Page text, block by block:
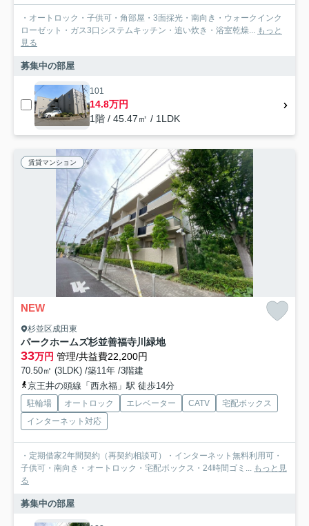
・オートロック・子供可・角部屋・3面採光・南向き・ウォークインク
ローゼット・ガス3口システムキッチン・追い炊き・浴室乾燥...
もっと
見る
募集中の部屋
101
14.8万円
1階 / 45.47㎡ / 1LDK
賃貸マンション
NEW
杉並区成田東
パークホームズ杉並善福寺川緑地
33万円 管理/共益費22,200円
70.50㎡ (3LDK) /築11年 /3階建
京王井の頭線「西永福」駅 徒歩14分
駐輪場 オートロック エレベーター CATV
宅配ボックス
インターネット対応
・定期借家2年間契約（再契約相談可）・インターネット無料利用可・
子供可・南向き・オートロック・宅配ボックス・24時間ゴミ...
もっと見
る
募集中の部屋